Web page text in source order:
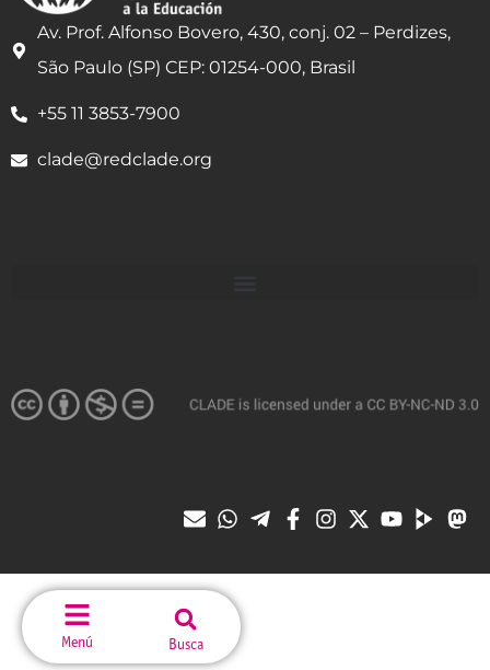
Av. Prof. Alfonso Bovero, 430, conj. 02 – Perdizes,
São Paulo (SP) CEP: 01254-000, Brasil
+55 11 3853-7900
clade@redclade.org
Menú Busca